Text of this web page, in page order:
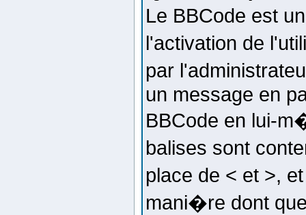
Le BBCode est
l'activation de
par
un message en
BBCode en lui-
balises sont
place de < et >,
mani�re dont